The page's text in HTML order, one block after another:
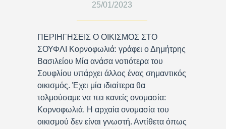
25/01/2023
ΠΕΡΙΗΓΗΣΕΙΣ Ο ΟΙΚΙΣΜΟΣ ΣΤΟ
ΣΟΥΦΛΙ Κορνοφωλιά: γράφει ο Δημήτρης
Βασιλείου Μία ανάσα νοτιότερα του
Σουφλίου υπάρχει άλλος ένας σημαντικός
οικισμός. Έχει μία ιδιαίτερα θα
τολμούσαμε να πει κανείς ονομασία:
Κορνοφωλιά. Η αρχαία ονομασία του
οικισμού δεν είναι γνωστή. Αντίθετα όπως